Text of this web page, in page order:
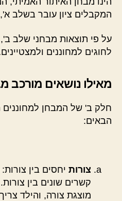
המקבלים ציון עובר בשלב
על פי תוצאות מבחני שלב ב',
לחוגים למחוננים
מאילו נושאים מורכב
חלק ב' של המבחן למחוננים
הבאים:
צורות יחסים בין
קשרים שונים בין
מוצגת צורה, והילד